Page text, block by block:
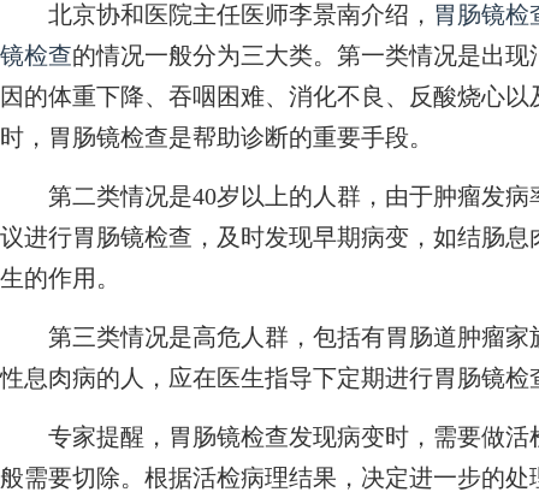
北京协和医院主任医师李景南介绍， 胃肠镜检
镜检查的情况一般分为三大类。第一类情况是出
因的体重下降、吞咽困难、消化不良、反酸烧心
时，胃肠镜检查是帮助诊断的重要手段。
第二类情况是40岁以上的人群，由于肿瘤发病
议进行胃肠镜检查，及时发现早期病变，如结肠
生的作用。
第三类情况是高危人群，包括有胃肠道肿瘤家
性息肉病的人，应在医生指导下定期进行胃肠镜检
专家提醒，胃肠镜检查发现病变时，需要做活
般需要切除。根据活检病理结果，决定进一步的